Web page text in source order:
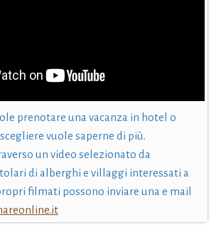
prenotare una vacanza in hotel o
vuole saperne di più.
un video selezionato da
di alberghi e villaggi interessati a
filmati possono inviare una e mail